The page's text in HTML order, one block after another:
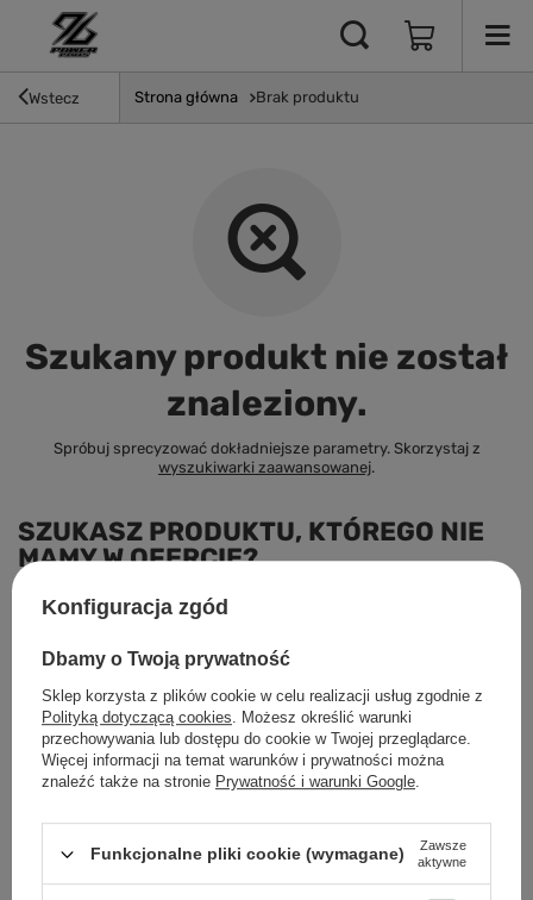
Wstecz Strona główna Brak produktu
Szukany produkt nie został
znaleziony.
Spróbuj sprecyzować dokładniejsze parametry. Skorzystaj z
wyszukiwarki zaawansowanej.
SZUKASZ PRODUKTU, KTÓREGO NIE
MAMY W OFERCIE?
naszym sklepie, możesz skorzystać ze specjalnego formularza i
przesłać nam opis szukanego przedmiotu. Aby móc to zrobić musisz
byćzalogowany
Zamówienia
Konfiguracja zgód
Dbamy o Twoją prywatność
Sklep korzysta z plików cookie w celu realizacji usług zgodnie z
Polityką dotyczącą cookies. Możesz określić warunki
przechowywania lub dostępu do cookie w Twojej przeglądarce.
Więcej informacji na temat warunków i prywatności można
znaleźć także na stronie Prywatność i warunki Google.
Funkcjonalne pliki cookie (wymagane)
Zawsze
aktywne